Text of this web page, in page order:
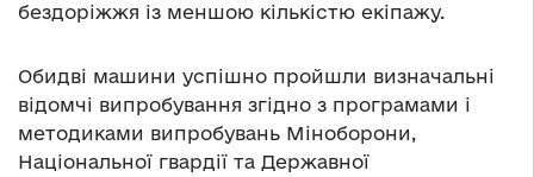
бездоріжжя із меншою кількістю екіпажу.
Обидві машини успішно пройшли визначальні
відомчі випробування згідно з програмами і
методиками випробувань Міноборони,
Національної гвардії та Державної